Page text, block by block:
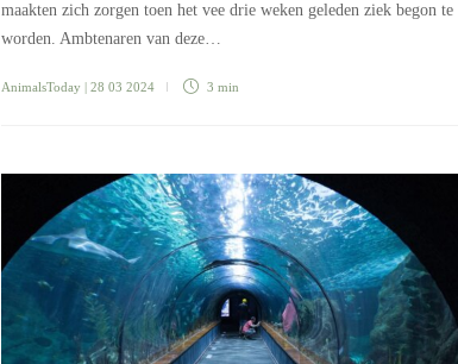
maakten zich zorgen toen het vee drie weken geleden ziek begon te
worden. Ambtenaren van deze…
AnimalsToday | 28 03 2024 3 min